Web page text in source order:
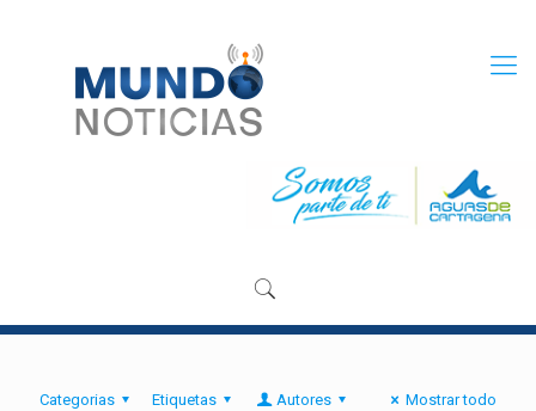
Categorias Etiquetas Autores Mostrar todo